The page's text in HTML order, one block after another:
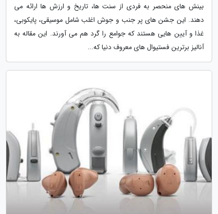
بینش های منحصر به فردی از سنت ها، تاریخ و ارزش ها ارائه می
دهند. این جشن های پر جنب و جوش اغلب شامل موسیقی، پایکوبی،
غذا و آیین هایی هستند که جوامع را گرد هم می آورند. این مقاله به
آنالیز برترین فستیوال های معروف دنیا که...